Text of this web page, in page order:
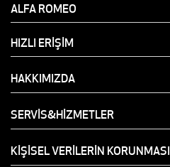
ALFA ROMEO
HIZLI ERİŞİM
HAKKIMIZDA
SERVİS&HİZMETLER
KİŞİSEL VERİLERİN KORUNMASI